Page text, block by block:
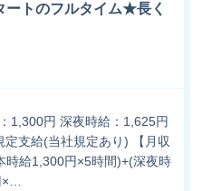
ートのフルタイム★長く
1,300円 深夜時給：1,625円
定支給(当社規定あり) 【月収
時給1,300円×5時間)+(深夜時
×…